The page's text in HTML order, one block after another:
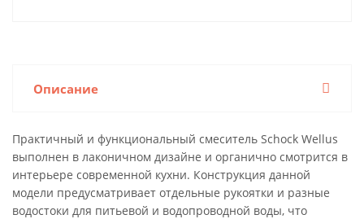
Описание
Практичный и функциональный смеситель Schock Wellus
выполнен в лаконичном дизайне и органично смотрится в
интерьере современной кухни. Конструкция данной
модели предусматривает отдельные рукоятки и разные
водостоки для питьевой и водопроводной воды, что